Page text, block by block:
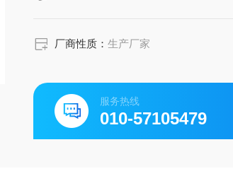
厂商性质：生产厂家
服务热线
010-57105479